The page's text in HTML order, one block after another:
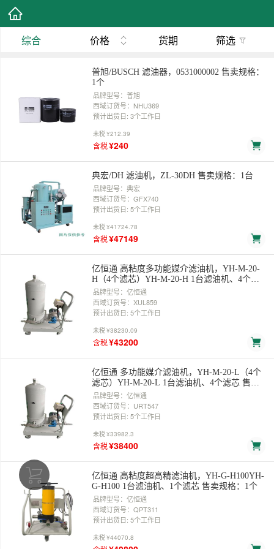
综合 价格 货期 筛选
普旭/BUSCH 滤油器，0531000002 售卖规格：
1个
品牌型号：普旭
西域订货号：NHU369
预计出货日: 3个工作日
未税¥212.39
含税¥240
典宏/DH 滤油机，ZL-30DH 售卖规格：1台
品牌型号：典宏
西域订货号：GFX740
预计出货日: 5个工作日
未税¥41724.78
含税¥47149
亿恒通 高粘度多功能媒介滤油机，YH-M-20-
H（4个滤芯）YH-M-20-H 1台滤油机、4个滤
芯 售卖规格：1个
品牌型号：亿恒通
西域订货号：XUL859
预计出货日: 5个工作日
未税¥38230.09
含税¥43200
亿恒通 多功能媒介滤油机，YH-M-20-L（4个
滤芯）YH-M-20-L 1台滤油机、4个滤芯 售卖
规格：1个
品牌型号：亿恒通
西域订货号：URT547
预计出货日: 5个工作日
未税¥33982.3
含税¥38400
亿恒通 高粘度超高精滤油机，YH-G-H100YH-
G-H100 1台滤油机、1个滤芯 售卖规格：1个
品牌型号：亿恒通
西域订货号：QPT311
预计出货日: 5个工作日
未税¥44070.8